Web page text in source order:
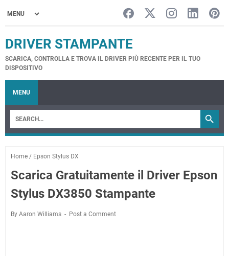
DRIVER STAMPANTE
SCARICA, CONTROLLA E TROVA IL DRIVER PIÙ RECENTE PER IL TUO
DISPOSITIVO
MENU
Home / Epson Stylus DX
Scarica Gratuitamente il Driver Epson
Stylus DX3850 Stampante
By Aaron Williams Post a Comment